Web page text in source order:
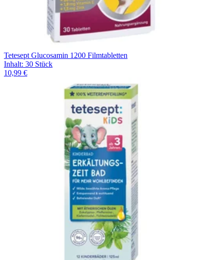
Tetesept Glucosamin 1200 Filmtabletten
Inhalt: 30 Stück
10,99 €